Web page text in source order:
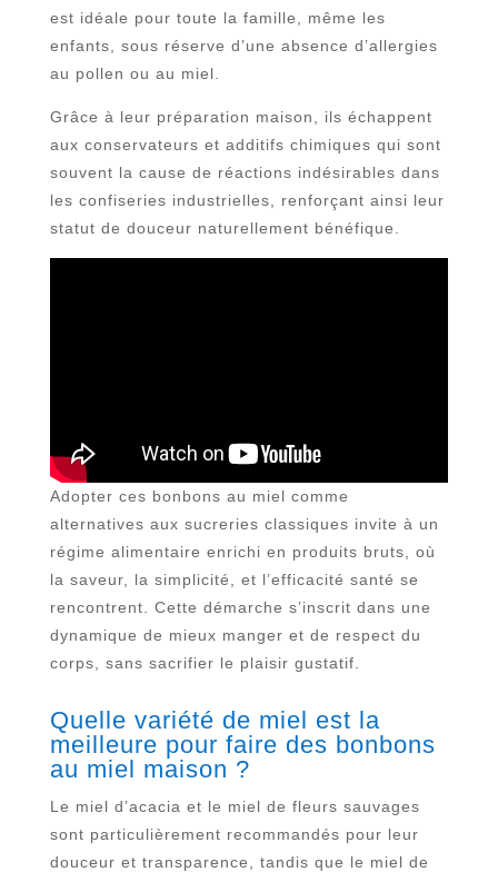
est idéale pour toute la famille, même les
enfants, sous réserve d’une absence d’allergies
au pollen ou au miel.
Grâce à leur préparation maison, ils échappent
aux conservateurs et additifs chimiques qui sont
souvent la cause de réactions indésirables dans
les confiseries industrielles, renforçant ainsi leur
statut de douceur naturellement bénéfique.
Adopter ces bonbons au miel comme
alternatives aux sucreries classiques invite à un
régime alimentaire enrichi en produits bruts, où
la saveur, la simplicité, et l’efficacité santé se
rencontrent. Cette démarche s’inscrit dans une
dynamique de mieux manger et de respect du
corps, sans sacrifier le plaisir gustatif.
Quelle variété de miel est la
meilleure pour faire des bonbons
au miel maison ?
Le miel d’acacia et le miel de fleurs sauvages
sont particulièrement recommandés pour leur
douceur et transparence, tandis que le miel de